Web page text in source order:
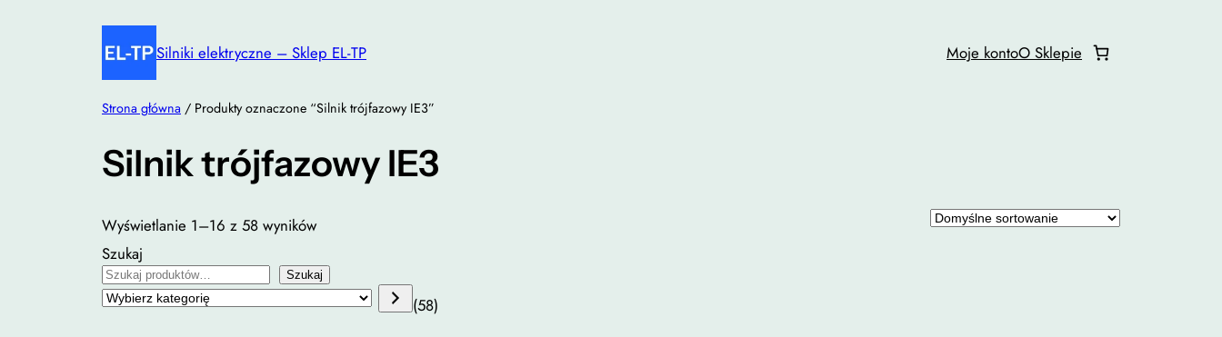
Silniki elektryczne – Sklep EL-TP Moje kontoO Sklepie
Strona główna / Produkty oznaczone “Silnik trójfazowy IE3”
Silnik trójfazowy IE3
Wyświetlanie 1–16 z 58 wyników
Szukaj
Szukaj
Wybierz
(58)